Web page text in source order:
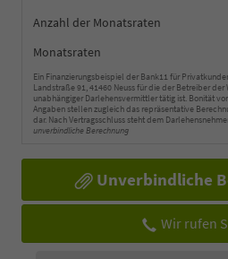
Anzahl der Monatsraten
Monatsraten
Ein Finanzierungsbeispiel der Bank11 für
Landstraße 91, 41460 Neuss für die der Betreiber
unabhängiger Darlehensvermittler tätig ist. Bonität
Angaben stellen zugleich das repräsentative
dar. Nach Vertragsschluss steht dem
unverbindliche Berechnung
Unverbindliche
Wir rufen